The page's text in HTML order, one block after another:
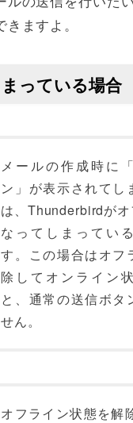
ますよ。
っている場合
メールの作成時に
ン」が表示されてし
は、Thunderbirdが
なってしまってい
す。この場合はオフ
除してオンライン
と、通常の送信ボタ
せん。
オフライン状態を解